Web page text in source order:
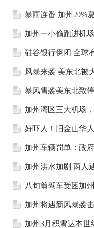
坛
暴雨连番 加州20%
加州一小偷跑进机
硅谷银行倒闭 全球
风暴来袭 美东北被
暴风雪袭美东北致
加州湾区三大机场
好吓人！旧金山华
加州车辆罚单：政
加州洪水加剧 两人
八旬翁驾车受困加
加州将遇新风暴袭
加州3月积雪达本世